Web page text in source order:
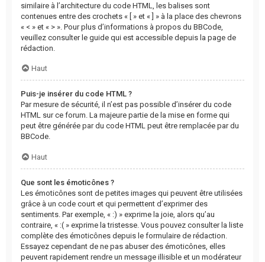
similaire à l’architecture du code HTML, les balises sont
contenues entre des crochets « [ » et « ] » à la place des chevrons
« < » et « > ». Pour plus d’informations à propos du BBCode,
veuillez consulter le guide qui est accessible depuis la page de
rédaction.
Haut
Puis-je insérer du code HTML ?
Par mesure de sécurité, il n’est pas possible d’insérer du code
HTML sur ce forum. La majeure partie de la mise en forme qui
peut être générée par du code HTML peut être remplacée par du
BBCode.
Haut
Que sont les émoticônes ?
Les émoticônes sont de petites images qui peuvent être utilisées
grâce à un code court et qui permettent d’exprimer des
sentiments. Par exemple, « :) » exprime la joie, alors qu’au
contraire, « :( » exprime la tristesse. Vous pouvez consulter la liste
complète des émoticônes depuis le formulaire de rédaction.
Essayez cependant de ne pas abuser des émoticônes, elles
peuvent rapidement rendre un message illisible et un modérateur